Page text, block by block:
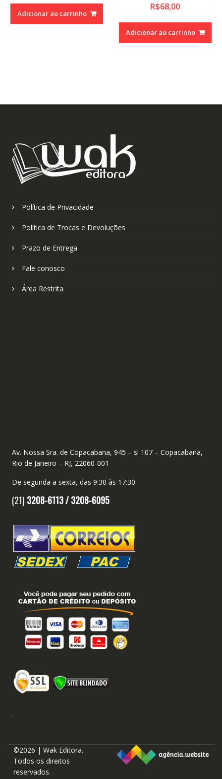
Adicionar ao carrinho
R$68,00
Adicionar ao carrinho
Política de Privacidade
Política de Trocas e Devoluções
Prazo de Entrega
Fale conosco
Área Restrita
Av. Nossa Sra. de Copacabana, 945 – sl 107 – Copacabana,
Rio de Janeiro – RJ, 22060-001
De segunda a sexta, das 9:30 às 17:30
(21) 3208-6113 /3208-6095
©2026 | Wak Editora.
Todos os direitos
reservados.